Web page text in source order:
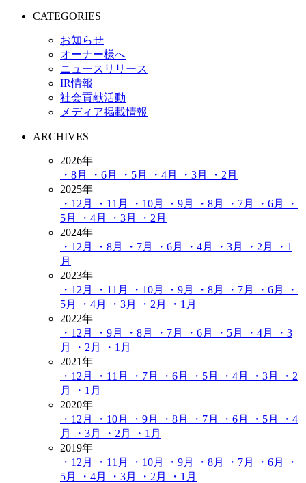
CATEGORIES
お知らせ
オーナー様へ
ニュースリリース
IR情報
社会貢献活動
メディア掲載情報
ARCHIVES
2026年
・8月
・6月 ・5月 ・4月 ・3月
・2月
2025年
・12月
・11月 ・10月 ・9月 ・8月 ・7月 ・6月
・
5月
・4月 ・3月
・2月
2024年
・12月
・8月 ・7月 ・6月 ・4月 ・3月 ・2月
・1
月
2023年
・12月
・11月 ・10月 ・9月 ・8月 ・7月 ・6月
・
5月
・4月 ・3月 ・2月
・1月
2022年
・12月
・9月 ・8月 ・7月 ・6月 ・5月 ・4月
・3
月
・2月
・1月
2021年
・12月
・11月 ・7月 ・6月 ・5月 ・4月 ・3月
・2
月
・1月
2020年
・12月
・10月 ・9月 ・8月 ・7月 ・6月 ・5月
・4
月
・3月 ・2月
・1月
2019年
・12月
・11月 ・10月 ・9月 ・8月 ・7月 ・6月
・
5月
・4月 ・3月 ・2月
・1月